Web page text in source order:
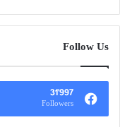
Follow Us
31٬997
Followers